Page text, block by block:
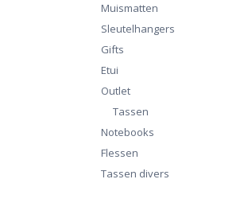
Muismatten
Sleutelhangers
Gifts
Etui
Outlet
Tassen
Notebooks
Flessen
Tassen divers